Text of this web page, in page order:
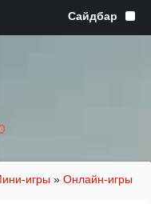
игры » Онлайн-игры